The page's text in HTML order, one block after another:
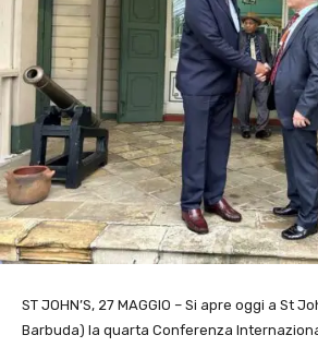
ST JOHN’S, 27 MAGGIO – Si apre oggi a St
Barbuda) la quarta Conferenza